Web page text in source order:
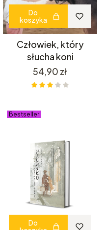
Do
koszyka
Człowiek, który
słucha koni
Cena
54,90 zł
Bestseller
Do